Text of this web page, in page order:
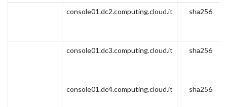
console01.dc2.computing.cloud.it sha256
console01.dc3.computing.cloud.it sha256
console01.dc4.computing.cloud.it sha256